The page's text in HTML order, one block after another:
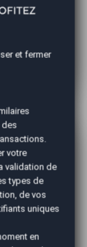
afin
et fermer
des
votre
validation de
types de
de vos
uniques
en